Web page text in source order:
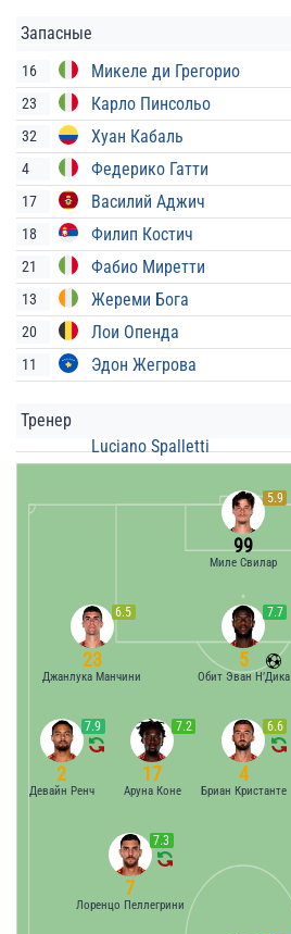
Запасные
16 Микеле ди Грегорио
23 Карло Пинсольо
32 Хуан Кабаль
4 Федерико Гатти
17 Василий Аджич
18 Филип Костич
21 Фабио Миретти
13 Жереми Бога
20 Лои Опенда
11
Эдон Жегрова
Тренер
Luciano Spalletti
5.9
99
Миле Свилар
7.7
5
Обит Эван Н’Дика
6.5
23
Джанлука Манчини
6.6
4
Бриан Кристанте
7.2
17
Аруна Коне
7.9
2
Девайн Ренч
7.3
7
Лоренцо Пеллегрини